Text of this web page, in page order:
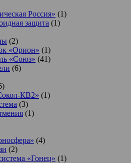
Россия» (1)
защита (1)
(2)
«Орион» (1)
«Союз» (41)
(6)
КВ2» (1)
(3)
(1)
(4)
(2)
«Гонец» (1)